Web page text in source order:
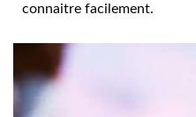
connaitre facilement.